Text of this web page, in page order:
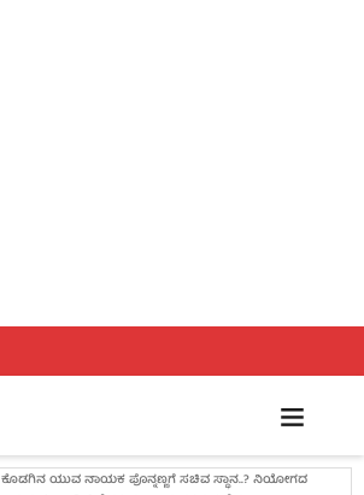
ತಂತ್ರವೇ ಯಶಸ್ಸಿನ ಮೂಲ, ಕೇವಲ ಕಲ್ಪನೆಗಳಿಂದ ಉದ್ಯಮ